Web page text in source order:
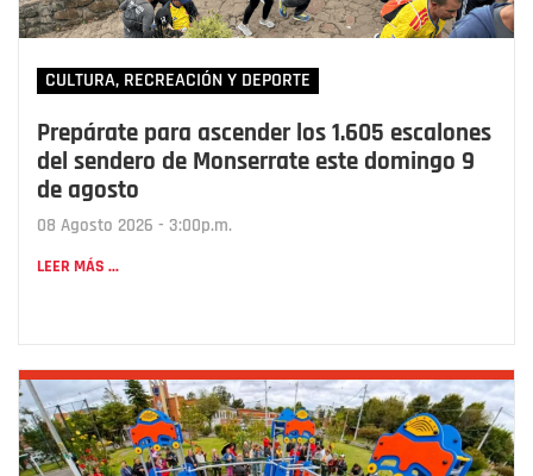
CULTURA, RECREACIÓN Y DEPORTE
Prepárate para ascender los 1.605 escalones
del sendero de Monserrate este domingo 9
de agosto
08 Agosto 2026 - 3:00p.m.
LEER MÁS ...